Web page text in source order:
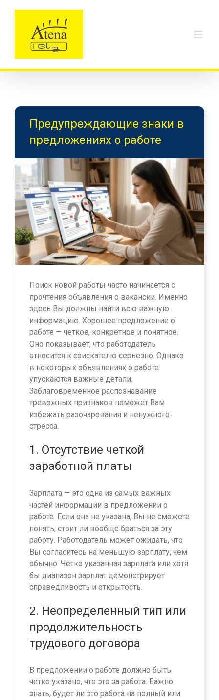
Предупреждающие знаки в
предложениях о работе
Поиск новой работы часто начинается с
прочтения объявления о вакансии. Именно
здесь Вы должны найти всю важную
информацию. Хорошее предложение о
работе — четкое, конкретное и понятное.
Оно показывает, что работодатель
относится к соискателю серьезно. Однако
в некоторых объявлениях о работе
упускаются важные детали.
Заблаговременное распознавание
тревожных признаков поможет Вам
избежать разочарования и ненужного
стресса.
1. Отсутствие четкой
заработной платы
Зарплата — это одна из самых важных
частей информации в предложении о
работе. Если она не указана, Вы не сможете
понять, стоит ли вообще браться за эту
работу. Работодатель может ожидать, что
Вы согласитесь на меньшую зарплату, чем
обычно. Четко указанная зарплата или хотя
бы диапазон зарплат демонстрирует
справедливость и открытость.
2. Неопределенный тип или
продолжительность
трудового договора
В предложении о работе должно быть
четко указано, что это за работа. Важно
знать, будет ли это работа на полный или